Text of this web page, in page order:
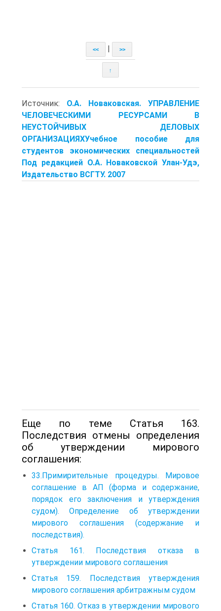
<< >>
↑
Источник: О.А. Новаковская. УПРАВЛЕНИЕ
ЧЕЛОВЕЧЕСКИМИ РЕСУРСАМИ В
НЕУСТОЙЧИВЫХ ДЕЛОВЫХ
ОРГАНИЗАЦИЯХУчебное пособие для
студентов экономических специальностей
Под редакцией О.А. Новаковской Улан-Удэ,
Издательство ВСГТУ. 2007
Еще по теме Статья 163.
Последствия отмены определения
об утверждении мирового
соглашения:
33.Примирительные процедуры. Мировое
соглашение в АП (форма и содержание,
порядок его заключения и утверждения
судом). Определение об утверждении
мирового соглашения (содержание и
последствия).
Статья 161. Последствия отказа в
утверждении мирового соглашения
Статья 159. Последствия утверждения
мирового соглашения арбитражным судом
Статья 160. Отказ в утверждении мирового